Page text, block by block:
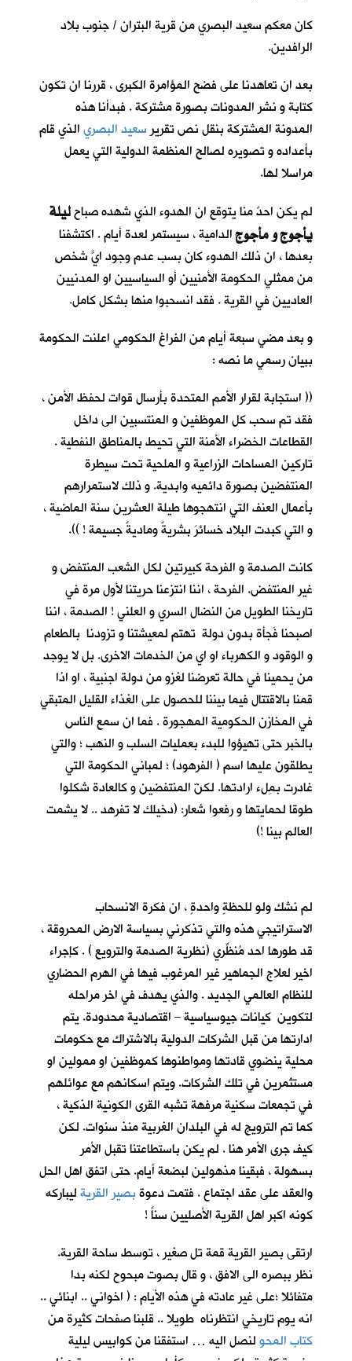
كان معكم سعيد البصري من قرية البتران / جنوب بلاد
الرافدين.
بعد ان تعاهدنا على فضح المؤامرة الكبرى ، قررنا ان تكون
كتابة و نشر المدونات بصورة مشتركة . فبدأنا هذه
المدونة المشتركة بنقل نص تقريرسعيد البصريالذي قام
بأعداده و تصويره لصالح المنظمة الدولية التي يعمل
مراسلا لها.
لم يكن احدٌ منا يتوقع ان الهدوء الذي شهده صباحليلة
يأجوج و مأجوجالدامية ، سيستمر لعدة أيام . اكتشفنا
بعدها ، ان ذلك الهدوء كان بسب عدم وجود ايَّ شخصٍ
من ممثلي الحكومة الأمنيين أو السياسيين او المدنيين
العاديين في القرية . فقد انسحبوا منها بشكل كامل.
و بعد مضي سبعة أيام من الفراغ الحكومي اعلنت الحكومة
ببيان رسمي ما نصه :
(( استجابة لقرار الأمم المتحدة بأرسال قوات لحفظ الأمن ،
فقد تم سحب كل الموظفين و المنتسبين الى داخل
القطاعات الخضراء الأمنة التي تحيط بالمناطق النفطية .
تاركين المساحات الزراعية و الملحية تحت سيطرة
المنتفضين بصورة دائميه وابدية. و ذلك لاستمرارهم
بأعمال العنف التي انتهجوها طيلة العشرين سنة الماضية ،
و التي كبدت البلاد خسائرَ بشريةً وماديةً جسيمة ! )).
كانت الصدمة و الفرحة كبيرتين لكل الشعب المنتفض و
غير المنتفض. الفرحة ، اننا انتزعنا حريتنا لأول مرة في
تاريخنا الطويل من النضال السري و العلني ! الصدمة ، اننا
اصبحنا فَجأة بدون دولة تهتم لمعيشتنا و تزودنا بالطعام
و الوقود و الكهرباء او اي من الخدمات الاخرى. بل لا يوجد
من يحمينا في حالة تعرضنا لغزو من دولة اجنبية ، او اذا
قمنا بالاقتتال فيما بيننا للحصول على الغذاء القليل المتبقي
في المخازن الحكومية المهجورة . فما ان سمع الناس
بالخبر حتى تهيؤوا للبدء بعمليات السلب و النهب ؛ والتي
يطلقون عليها اسم ( الفرهود) ؛ لمباني الحكومة التي
غادرت بمِلء ارادتها. لكنّ المنتفضين و كالعادة شكلوا
طوقا لحمايتها و رفعوا شعار: (دخيلك لا تفرهد .. لا يشمت
العالم بينا !)
لم نشك ولو للحظةٍ واحدةٍ ، ان فكرة الانسحاب
الاستراتيجي هذه والتي تذكرني بسياسة الارض المحروقة ،
قد طورها احد مُنظِّري (نظرية الصدمة والترويع ) . كإجراء
اخير لعلاج الجماهير غير المرغوب فيها في الهرم الحضاري
للنظام العالمي الجديد . والذي يهدف في اخر مراحله
لتكوين كيانات جيوسياسية – اقتصادية محدودة. يتم
ادارتها من قبل الشركات الدولية بالاشتراك مع حكومات
محلية ينضوي قادتها ومواطنوها كموظفين او ممولين او
مستثمرين في تلك الشركات. ويتم اسكانهم مع عوائلهم
في تجمعات سكنية مرفهة تشبه القرى الكونية الذكية ،
كما تم الترويج له في البلدان الغربية منذ سنوات. لكن
كيف جرى الأمر هنا . لم يكن باستطاعتنا تقبل الأمر
بسهولة ، فبقينا مذهولين لبضعة أيام. حتى اتفق اهل الحل
والعقد على عقد اجتماع . فتمت دعوةبصير القريةليباركه
كونه اكبر اهل القرية الأصليين سناً !
ارتقى بصير القرية قمة تل صغير ، توسط ساحة القرية.
نظر ببصره الى الافق ، و قال بصوت مبحوح لكنه بدا
متفائلا ؛على غير عادته في هذه الأيام : ( اخواني .. ابنائي ..
انه يوم تاريخي انتظرناه طويلا .. قلبنا صفحات كثيرة من
كتاب المحولنصل اليه … استفقنا من كوابيس ليلية